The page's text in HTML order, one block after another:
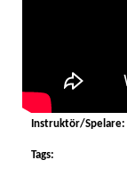
Instruktör/Spelare:
Tags: